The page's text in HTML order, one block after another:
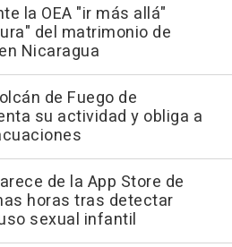
la OEA "ir más allá"
del matrimonio de
Nicaragua
de Fuego de
su actividad y obliga a
de la App Store de
horas tras detectar
sexual infantil